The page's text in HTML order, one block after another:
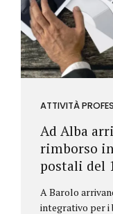
ATTIVITÀ
Ad Alba
rimborso
postali del
A Barolo
integrativo per i